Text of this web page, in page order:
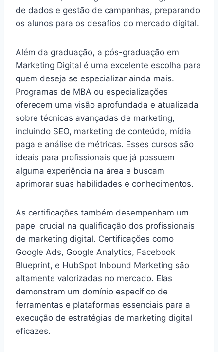
de dados e gestão de campanhas, preparando
os alunos para os desafios do mercado digital.
Além da graduação, a pós-graduação em
Marketing Digital é uma excelente escolha para
quem deseja se especializar ainda mais.
Programas de MBA ou especializações
oferecem uma visão aprofundada e atualizada
sobre técnicas avançadas de marketing,
incluindo SEO, marketing de conteúdo, mídia
paga e análise de métricas. Esses cursos são
ideais para profissionais que já possuem
alguma experiência na área e buscam
aprimorar suas habilidades e conhecimentos.
As certificações também desempenham um
papel crucial na qualificação dos profissionais
de marketing digital. Certificações como
Google Ads, Google Analytics, Facebook
Blueprint, e HubSpot Inbound Marketing são
altamente valorizadas no mercado. Elas
demonstram um domínio específico de
ferramentas e plataformas essenciais para a
execução de estratégias de marketing digital
eficazes.